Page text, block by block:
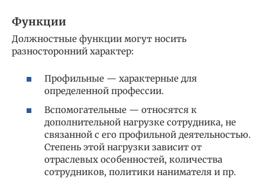
Функции
Должностные функции могут носить
разносторонний характер:
Профильные — характерные для
определенной профессии.
Вспомогательные — относятся к
дополнительной нагрузке сотрудника, не
связанной с его профильной деятельностью.
Степень этой нагрузки зависит от
отраслевых особенностей, количества
сотрудников, политики нанимателя и пр.